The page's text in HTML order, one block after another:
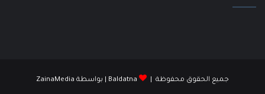
جميع الحقوق محفوظة | Baldatna | بواسطة ZainaMedia